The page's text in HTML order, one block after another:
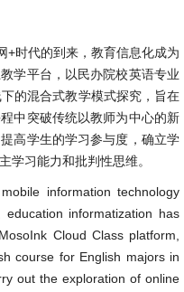
+时代的到来，教育信息化成为
学平台，以民办院校英语专业
的混合式教学模式探究，旨在
中突破传统以教师为中心的新
高学生的学习参与度，确立学
学习能力和批判性思维。
information technology
informatization has
Cloud Class platform,
course for English majors in
out the exploration of online